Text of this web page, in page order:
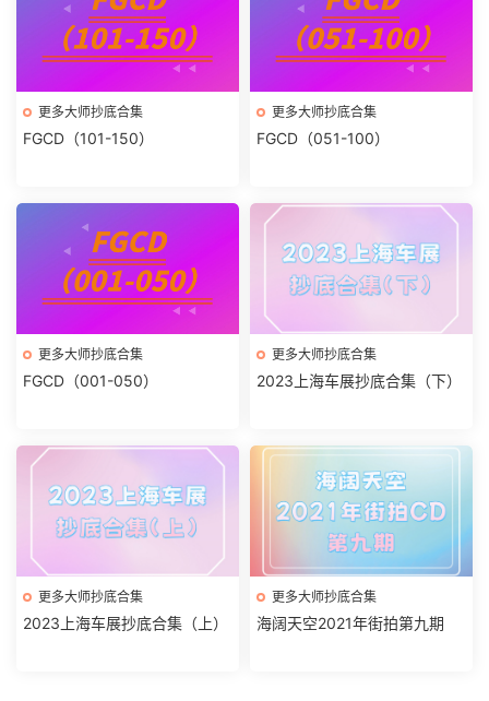
更多大师抄底合集
FGCD（101-150）
更多大师抄底合集
FGCD（051-100）
更多大师抄底合集
FGCD（001-050）
更多大师抄底合集
2023上海车展抄底合集（下）
更多大师抄底合集
2023上海车展抄底合集（上）
更多大师抄底合集
海阔天空2021年街拍第九期